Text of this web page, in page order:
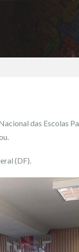
das Escolas
(DF).